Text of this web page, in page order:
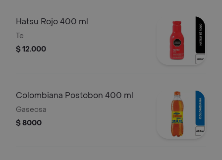
Hatsu Rojo 400 ml
Te
$ 12.000
Colombiana Postobon 400 ml
Gaseosa
$ 8000